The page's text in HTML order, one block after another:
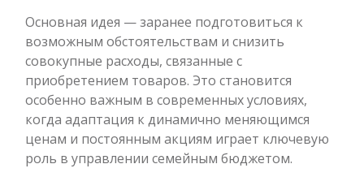
Основная идея — заранее подготовиться к
возможным обстоятельствам и снизить
совокупные расходы, связанные с
приобретением товаров. Это становится
особенно важным в современных условиях,
когда адаптация к динамично меняющимся
ценам и постоянным акциям играет ключевую
роль в управлении семейным бюджетом.